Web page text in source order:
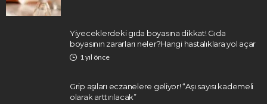
Yiyeceklerdeki gıda boyasına dikkat! Gıda
boyasının zararları neler?Hangi hastalıklara yol açar
1 yıl önce
Grip aşıları eczanelere geliyor! “Aşı sayısı kademeli
olarak arttırılacak”